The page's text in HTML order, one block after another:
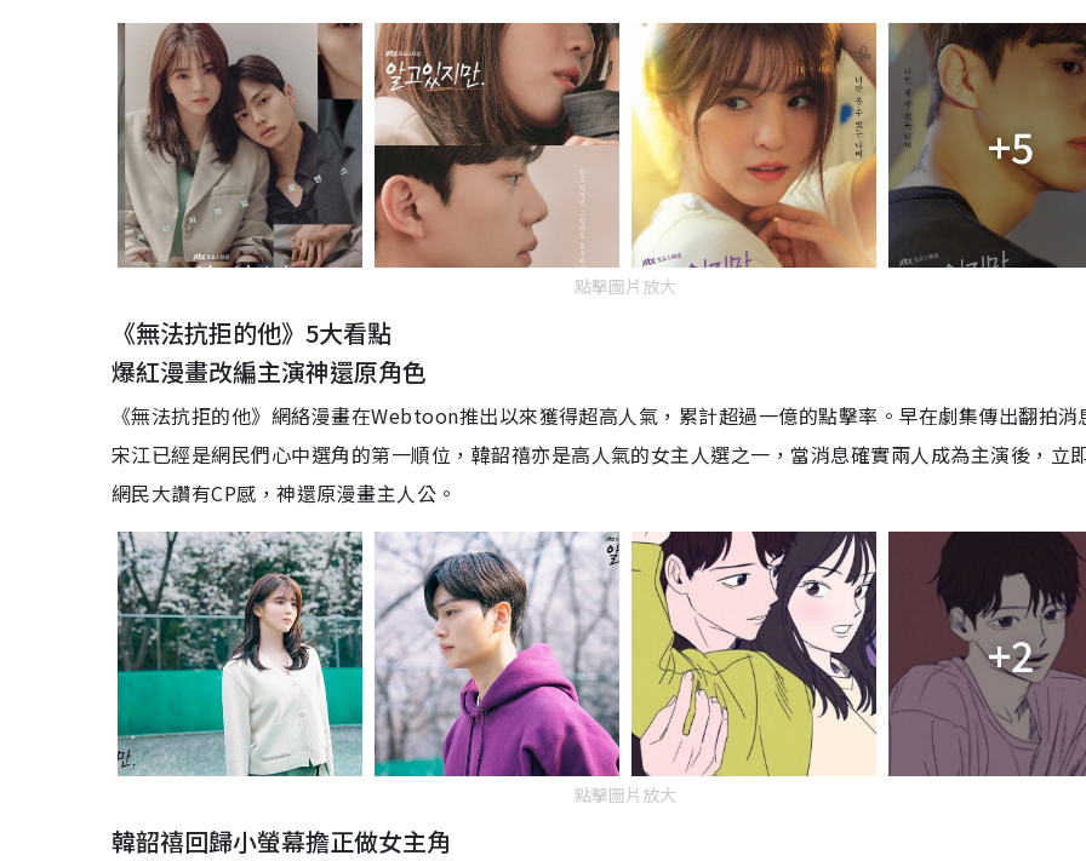
+5
點擊圖片放大
《無法抗拒的他》5大看點
爆紅漫畫改編主演神還原角色
《無法抗拒的他》網絡漫畫在Webtoon推出以來獲得超高人氣，累計超過一億的點擊率。早在劇集傳出翻拍消
宋江已經是網民們心中選角的第一順位，韓韶禧亦是高人氣的女主人選之一，當消息確實兩人成為主演後，立
網民大讚有CP感，神還原漫畫主人公。
+2
點擊圖片放大
韓韶禧回歸小螢幕擔正做女主角